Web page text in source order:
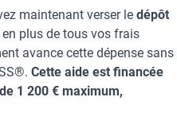
maintenant verser le dépôt
en plus de tous vos frais
avance cette dépense sans
Cette aide est financée
1 200 € maximum,